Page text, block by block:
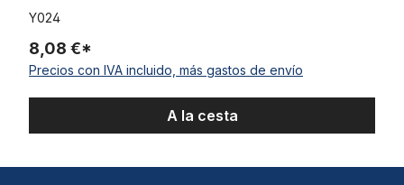
Y024
8,08 €*
Precios con IVA incluido, más gastos de envío
A la cesta